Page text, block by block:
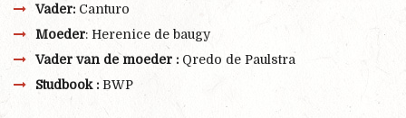
Vader: Canturo
Moeder: Herenice de baugy
Vader van de moeder : Qredo de Paulstra
Studbook : BWP